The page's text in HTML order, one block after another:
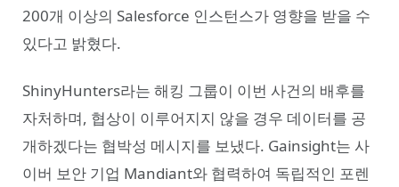
200개 이상의 Salesforce 인스턴스가 영향을 받을 수
있다고 밝혔다.
ShinyHunters라는 해킹 그룹이 이번 사건의 배후를
자처하며, 협상이 이루어지지 않을 경우 데이터를 공
개하겠다는 협박성 메시지를 보냈다. Gainsight는 사
이버 보안 기업 Mandiant와 협력하여 독립적인 포렌